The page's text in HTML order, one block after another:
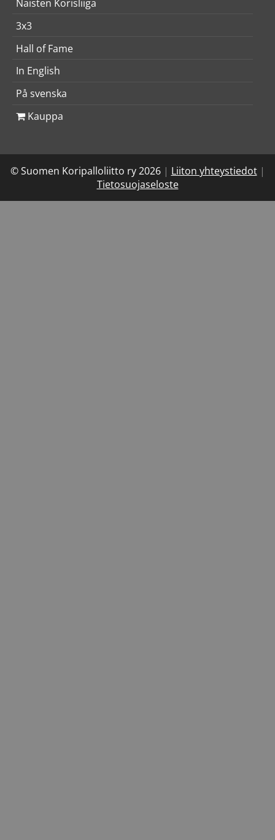
Naisten Korisliiga
3x3
Hall of Fame
In English
På svenska
Kauppa
© Suomen Koripalloliitto ry 2026 | Liiton yhteystiedot |
Tietosuojaseloste